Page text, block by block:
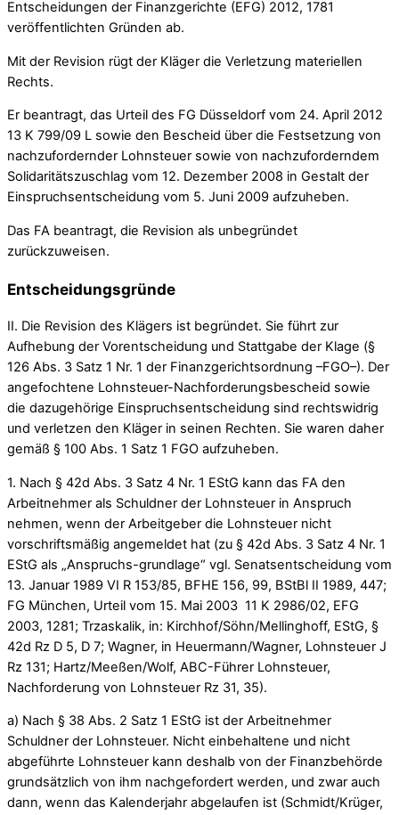
Entscheidungen der Finanzgerichte (EFG) 2012, 1781
veröffentlichten Gründen ab.
Mit der Revision rügt der Kläger die Verletzung materiellen
Rechts.
Er beantragt, das Urteil des FG Düsseldorf vom 24. April 2012
13 K 799/09 L sowie den Bescheid über die Festsetzung von
nachzufordernder Lohnsteuer sowie von nachzuforderndem
Solidaritätszuschlag vom 12. Dezember 2008 in Gestalt der
Einspruchsentscheidung vom 5. Juni 2009 aufzuheben.
Das FA beantragt, die Revision als unbegründet
zurückzuweisen.
Entscheidungsgründe
II. Die Revision des Klägers ist begründet. Sie führt zur
Aufhebung der Vorentscheidung und Stattgabe der Klage (§
126 Abs. 3 Satz 1 Nr. 1 der Finanzgerichtsordnung –FGO–). Der
angefochtene Lohnsteuer-Nachforderungsbescheid sowie
die dazugehörige Einspruchsentscheidung sind rechtswidrig
und verletzen den Kläger in seinen Rechten. Sie waren daher
gemäß § 100 Abs. 1 Satz 1 FGO aufzuheben.
1. Nach § 42d Abs. 3 Satz 4 Nr. 1 EStG kann das FA den
Arbeitnehmer als Schuldner der Lohnsteuer in Anspruch
nehmen, wenn der Arbeitgeber die Lohnsteuer nicht
vorschriftsmäßig angemeldet hat (zu § 42d Abs. 3 Satz 4 Nr. 1
EStG als „Anspruchs-grundlage“ vgl. Senatsentscheidung vom
13. Januar 1989 VI R 153/85, BFHE 156, 99, BStBl II 1989, 447;
FG München, Urteil vom 15. Mai 2003 11 K 2986/02, EFG
2003, 1281; Trzaskalik, in: Kirchhof/Söhn/Mellinghoff, EStG, §
42d Rz D 5, D 7; Wagner, in Heuermann/Wagner, Lohnsteuer J
Rz 131; Hartz/Meeßen/Wolf, ABC-Führer Lohnsteuer,
Nachforderung von Lohnsteuer Rz 31, 35).
a) Nach § 38 Abs. 2 Satz 1 EStG ist der Arbeitnehmer
Schuldner der Lohnsteuer. Nicht einbehaltene und nicht
abgeführte Lohnsteuer kann deshalb von der Finanzbehörde
grundsätzlich von ihm nachgefordert werden, und zwar auch
dann, wenn das Kalenderjahr abgelaufen ist (Schmidt/Krüger,